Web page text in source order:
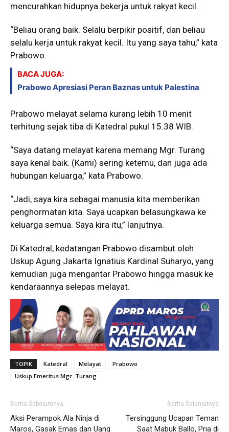
mencurahkan hidupnya bekerja untuk rakyat kecil.
“Beliau orang baik. Selalu berpikir positif, dan beliau
selalu kerja untuk rakyat kecil. Itu yang saya tahu,” kata
Prabowo.
BACA JUGA:
Prabowo Apresiasi Peran Baznas untuk Palestina
Prabowo melayat selama kurang lebih 10 menit
terhitung sejak tiba di Katedral pukul 15.38 WIB.
“Saya datang melayat karena memang Mgr. Turang
saya kenal baik. (Kami) sering ketemu, dan juga ada
hubungan keluarga,” kata Prabowo.
“Jadi, saya kira sebagai manusia kita memberikan
penghormatan kita. Saya ucapkan belasungkawa ke
keluarga semua. Saya kira itu,” lanjutnya.
Di Katedral, kedatangan Prabowo disambut oleh
Uskup Agung Jakarta Ignatius Kardinal Suharyo, yang
kemudian juga mengantar Prabowo hingga masuk ke
kendaraannya selepas melayat.
TOPIK Katedral Melayat
Prabowo
Uskup Emeritus Mgr. Turang
Berita Sebelumnya
Aksi Perampok Ala Ninja di
Maros, Gasak Emas dan Uang
Berita Selanjutnya
Tersinggung Ucapan Teman
Saat Mabuk Ballo, Pria di